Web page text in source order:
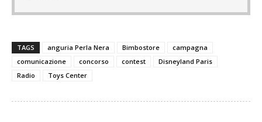
TAGS anguria Perla Nera Bimbostore
campagna
comunicazione
concorso contest
Disneyland Paris
Radio
Toys Center